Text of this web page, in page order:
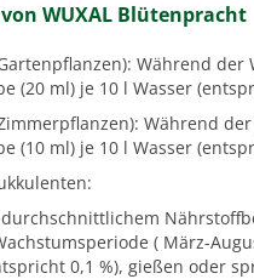
WUXAL Blütenpracht
Während der
(20 ml) je 10 l Wasser
Während
(10 ml) je 10 l Wasser
( März-
0,1 %), gießen oder